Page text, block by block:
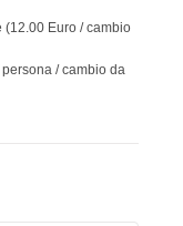
(12.00 Euro / cambio
/ cambio da